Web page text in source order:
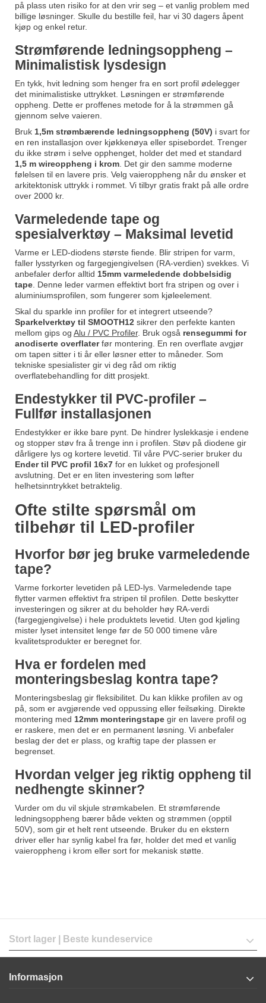
på plass uten risiko for at den vrir seg – et vanlig problem med
billige løsninger. Skulle du bestille feil, har vi 30 dagers åpent
kjøp og enkel retur.
Strømførende ledningsoppheng –
Minimalistisk lysdesign
En tykk, hvit ledning som henger fra en sort profil ødelegger
det minimalistiske uttrykket. Løsningen er strømførende
oppheng. Dette er proffenes metode for å la strømmen gå
gjennom selve vaieren.
Bruk 1,5m strømbærende ledningsoppheng (50V) i svart for
en ren installasjon over kjøkkenøya eller spisebordet. Trenger
du ikke strøm i selve opphenget, holder det med et standard
1,5 m wireoppheng i krom . Det gir den samme moderne
følelsen til en lavere pris. Velg vaieroppheng når du ønsker et
arkitektonisk uttrykk i rommet. Vi tilbyr gratis frakt på alle ordre
over 2000 kr.
Varmeledende tape og
spesialverktøy – Maksimal levetid
Varme er LED-diodens største fiende. Blir stripen for varm,
faller lysstyrken og fargegjengivelsen (RA-verdien) svekkes. Vi
anbefaler derfor alltid 15mm varmeledende dobbelsidig
tape . Denne leder varmen effektivt bort fra stripen og over i
aluminiumsprofilen, som fungerer som kjøleelement.
Skal du sparkle inn profiler for et integrert utseende?
Sparkelverktøy til SMOOTH12 sikrer den perfekte kanten
mellom gips og Alu / PVC Profiler. Bruk også rensegummi for
anodiserte overflaterfør montering. En ren overflate avgjør
om tapen sitter i ti år eller løsner etter to måneder. Som
tekniske spesialister gir vi deg råd om riktig
overflatebehandling for ditt prosjekt.
Endestykker til PVC-profiler –
Fullfør installasjonen
Endestykker er ikke bare pynt. De hindrer lyslekkasje i endene
og stopper støv fra å trenge inn i profilen. Støv på diodene gir
dårligere lys og kortere levetid. Til våre PVC-serier bruker du
Ender til PVC profil 16x7 for en lukket og profesjonell
avslutning. Det er en liten investering som løfter
helhetsinntrykket betraktelig.
Ofte stilte spørsmål om
tilbehør til LED-profiler
Hvorfor bør jeg bruke varmeledende
tape?
Varme forkorter levetiden på LED-lys. Varmeledende tape
flytter varmen effektivt fra stripen til profilen. Dette beskytter
investeringen og sikrer at du beholder høy RA-verdi
(fargegjengivelse) i hele produktets levetid. Uten god kjøling
mister lyset intensitet lenge før de 50 000 timene våre
kvalitetsprodukter er beregnet for.
Hva er fordelen med
monteringsbeslag kontra tape?
Monteringsbeslag gir fleksibilitet. Du kan klikke profilen av og
på, som er avgjørende ved oppussing eller feilsøking. Direkte
montering med 12mm monteringstape gir en lavere profil og
er raskere, men det er en permanent løsning. Vi anbefaler
beslag der det er plass, og kraftig tape der plassen er
begrenset.
Hvordan velger jeg riktig oppheng til
nedhengte skinner?
Vurder om du vil skjule strømkabelen. Et strømførende
ledningsoppheng bærer både vekten og strømmen (opptil
50V), som gir et helt rent utseende. Bruker du en ekstern
driver eller har synlig kabel fra før, holder det med et vanlig
vaieroppheng i krom eller sort for mekanisk støtte.
Stort lager | Beste kundeservice
Informasjon